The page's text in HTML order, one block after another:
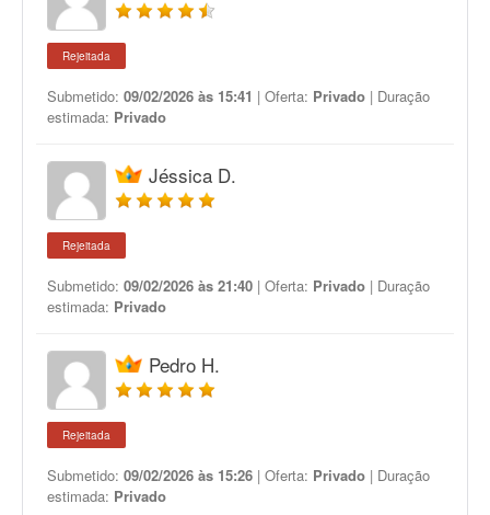
Rejeitada
Submetido: 09/02/2026 às 15:41 | Oferta: Privado | Duração
estimada: Privado
Jéssica D.
Rejeitada
Submetido: 09/02/2026 às 21:40 | Oferta: Privado | Duração
estimada: Privado
Pedro H.
Rejeitada
Submetido: 09/02/2026 às 15:26 | Oferta: Privado | Duração
estimada: Privado